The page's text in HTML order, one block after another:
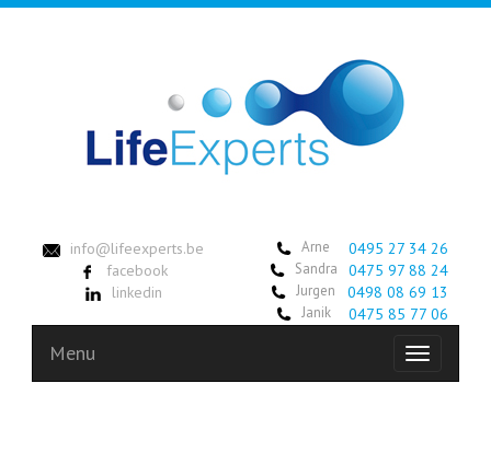
info@lifeexperts.be
facebook
linkedin
Arne 0495 27 34 26
Sandra 0475 97 88 24
Jurgen 0498 08 69 13
Janik 0475 85 77 06
Toggle
Menu